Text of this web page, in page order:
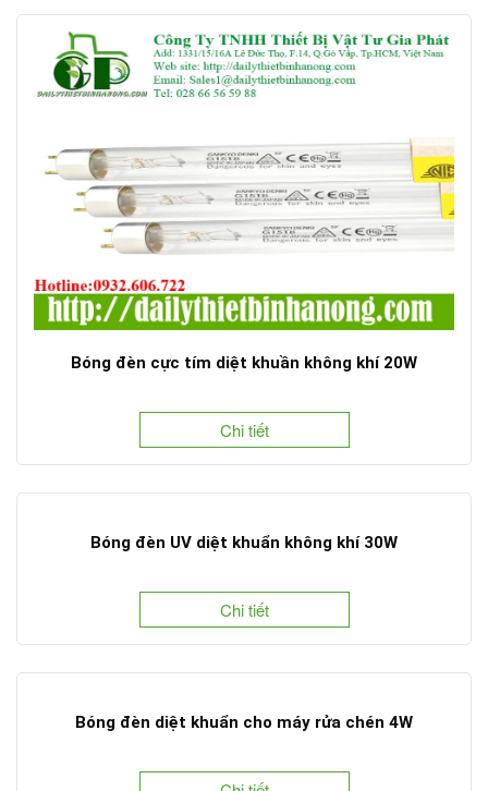
Bóng đèn cực tím diệt khuần không khí 20W
Chi tiết
Bóng đèn UV diệt khuẩn không khí 30W
Chi tiết
Bóng đèn diệt khuẩn cho máy rửa chén 4W